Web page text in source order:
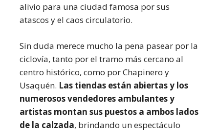
alivio para una ciudad famosa por sus
atascos y el caos circulatorio.
Sin duda merece mucho la pena pasear por la
ciclovía, tanto por el tramo más cercano al
centro histórico, como por Chapinero y
Usaquén. Las tiendas están abiertas y los
numerosos vendedores ambulantes y
artistas montan sus puestos a ambos lados
de la calzada, brindando un espectáculo